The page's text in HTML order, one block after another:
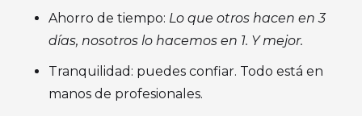
Ahorro de tiempo: Lo que otros hacen en 3
días, nosotros lo hacemos en 1. Y mejor.
Tranquilidad: puedes confiar. Todo está en
manos de profesionales.